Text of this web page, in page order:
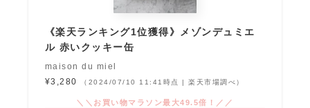
《楽天ランキング1位獲得》メゾンデュミエ
ル 赤いクッキー缶
maison du miel
¥3,280
（2024/07/10 11:41時点 | 楽天市場調べ）
＼＼お買い物マラソン最大49.5倍！／／